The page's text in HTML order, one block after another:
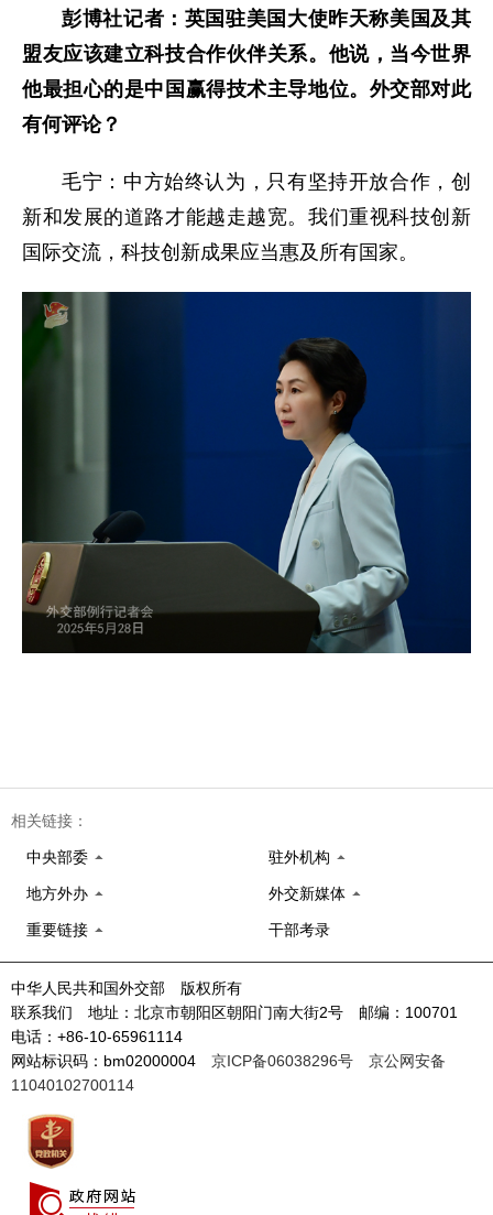
彭博社记者：英国驻美国大使昨天称美国及其
盟友应该建立科技合作伙伴关系。他说，当今世界
他最担心的是中国赢得技术主导地位。外交部对此
有何评论？
毛宁：中方始终认为，只有坚持开放合作，创
新和发展的道路才能越走越宽。我们重视科技创新
国际交流，科技创新成果应当惠及所有国家。
相关链接：
中央部委 驻外机构
地方外办 外交新媒体
重要链接 干部考录
中华人民共和国外交部 版权所有
联系我们 地址：北京市朝阳区朝阳门南大街2号 邮编：100701
电话：+86-10-65961114
网站标识码：bm02000004 京ICP备06038296号
京公网安备
11040102700114